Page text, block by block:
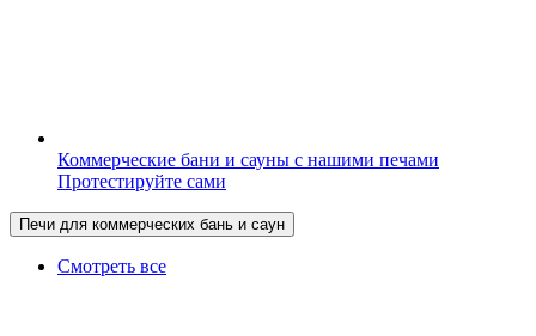
Коммерческие бани и сауны с нашими печами
Протестируйте сами
Печи для коммерческих бань и саун
Смотреть все